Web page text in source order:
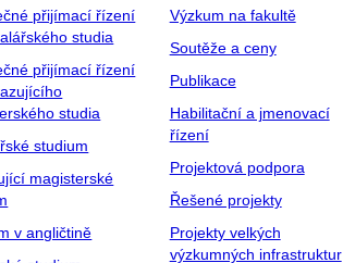
přijímací řízení
studia
přijímací řízení
studia
studium
magisterské
v angličtině
Výzkum na fakultě
Soutěže a ceny
Publikace
Habilitační a jmenovací
řízení
Projektová podpora
Řešené projekty
Projekty velkých
výzkumných infrastruktur